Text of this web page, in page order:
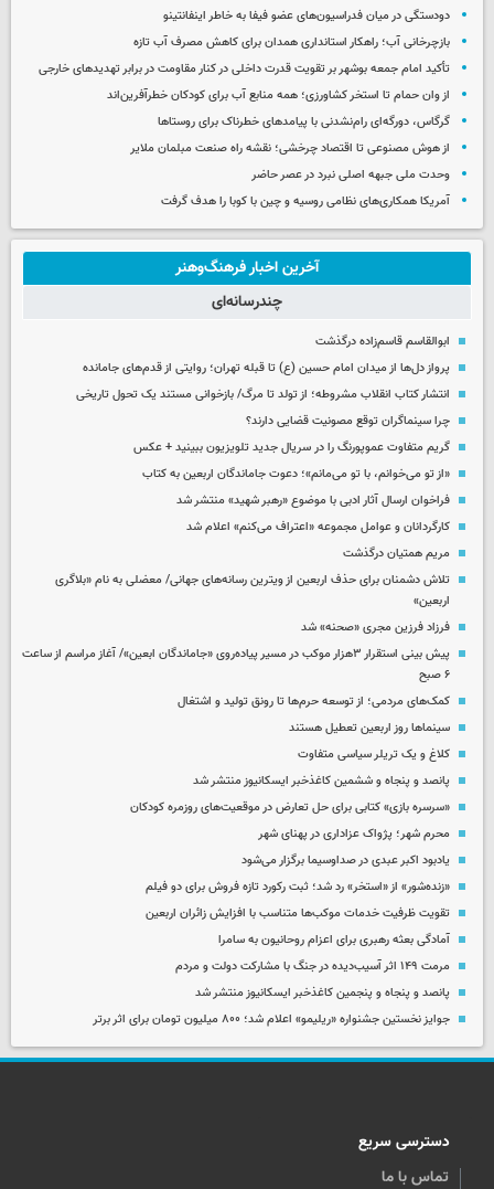
دودستگی در میان فدراسیون‌های عضو فیفا به خاطر اینفانتینو
بازچرخانی آب؛ راهکار استانداری همدان برای کاهش مصرف آب تازه
تأکید امام جمعه بوشهر بر تقویت قدرت داخلی در کنار مقاومت در برابر تهدیدهای خارجی
از وان حمام تا استخر کشاورزی؛ همه منابع آب برای کودکان خطرآفرین‌اند
گرگاس، دورگه‌ای رام‌نشدنی با پیامدهای خطرناک برای روستاها
از هوش مصنوعی تا اقتصاد چرخشی؛ نقشه راه صنعت مبلمان ملایر
وحدت ملی جبهه اصلی نبرد در عصر حاضر
آمریکا همکاری‌های نظامی روسیه و چین با کوبا را هدف گرفت
آخرین اخبار فرهنگ‌وهنر
چندرسانه‌ای
ابوالقاسم قاسم‌زاده درگذشت
پرواز دل‌ها از میدان امام حسین (ع) تا قبله تهران؛ روایتی از قدم‌های جامانده
انتشار کتاب انقلاب مشروطه؛ از تولد تا مرگ/ بازخوانی مستند یک تحول تاریخی
چرا سینماگران توقع مصونیت قضایی دارند؟
گریم متفاوت عموپورنگ را در سریال جدید تلویزیون ببینید + عکس
«از تو می‌خوانم، با تو می‌مانم»؛ دعوت جاماندگان اربعین به کتاب
فراخوان ارسال آثار ادبی با موضوع «رهبر شهید» منتشر شد
کارگردانان و عوامل مجموعه «اعتراف می‌کنم» اعلام شد
مریم همتیان درگذشت
تلاش دشمنان برای حذف اربعین از ویترین رسانه‌های جهانی/ معضلی به نام «بلاگری
اربعین»
فرزاد فرزین مجری «صحنه» شد
پیش بینی استقرار ۳هزار موکب در مسیر پیاده‌روی «جاماندگان ابعین»/ آغاز مراسم از ساعت
۶ صبح
کمک‌های مردمی؛ از توسعه حرم‌ها تا رونق تولید و اشتغال
سینماها روز اربعین تعطیل هستند
کلاغ و یک تریلر سیاسی متفاوت
پانصد و پنجاه و ششمین کاغذخبر ایسکانیوز منتشر شد
«سرسره بازی» کتابی برای حل تعارض در موقعیت‌های روزمره کودکان
محرم شهر؛ پژواک عزاداری در پهنای شهر
یادبود اکبر عبدی در صداوسیما برگزار می‌شود
«زنده‌شور» از «استخر» رد شد؛ ثبت رکورد تازه فروش برای دو فیلم
تقویت ظرفیت خدمات موکب‌ها متناسب با افزایش زائران اربعین
آمادگی بعثه رهبری برای اعزام روحانیون به سامرا
مرمت ۱۴۹ اثر آسیب‌دیده در جنگ با مشارکت دولت و مردم
پانصد و پنجاه و پنجمین کاغذخبر ایسکانیوز منتشر شد
جوایز نخستین جشنواره «ریلیمو» اعلام شد؛ ۸۰۰ میلیون تومان برای اثر برتر
دسترسی سریع
تماس با ما